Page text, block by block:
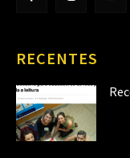
RECENTES